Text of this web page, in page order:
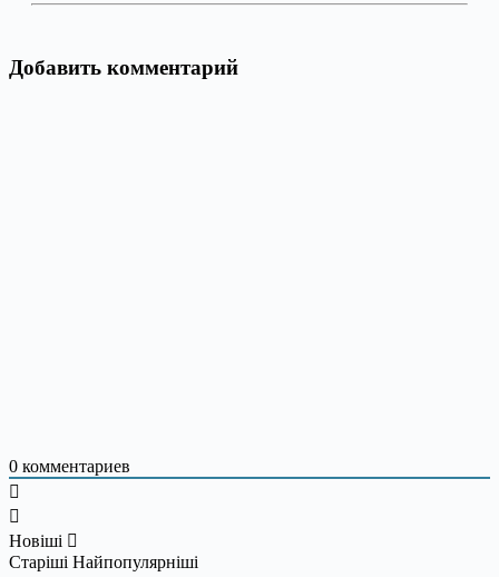
Добавить комментарий
0 комментариев
Новіші
Старіші Найпопулярніші